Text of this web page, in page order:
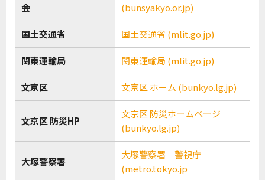
会
(bunsyakyo.or.jp)
国土交通省 国土交通省 (mlit.go.jp)
関東運輸局 関東運輸局 (mlit.go.jp)
文京区 文京区 ホーム (bunkyo.lg.jp)
文京区 防災HP
文京区 防災ホームページ
(bunkyo.lg.jp)
大塚警察署
大塚警察署 警視庁
(metro.tokyo.jp